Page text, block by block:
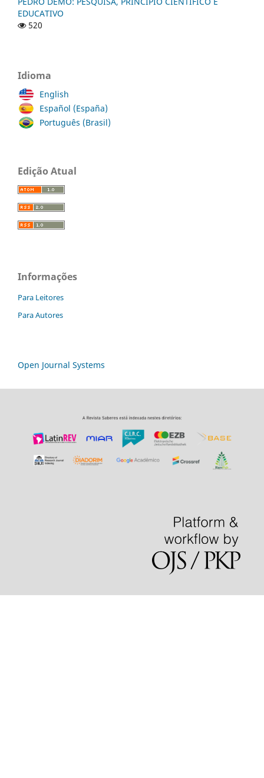
EDUCATIVO
520
Idioma
English
Español (España)
Português (Brasil)
Edição Atual
Informações
Para Leitores
Para Autores
Open Journal Systems